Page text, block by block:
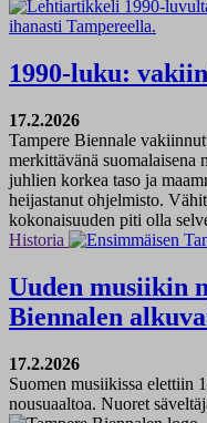
1990-luku:
17.2.2026
Tampere Biennale
merkittävänä suomalaisena
juhlien korkea taso ja
heijastanut ohjelmisto.
kokonaisuuden piti olla
Historia
Uuden musiikin
Biennalen
17.2.2026
Suomen musiikissa elettiin
nousuaaltoa. Nuoret